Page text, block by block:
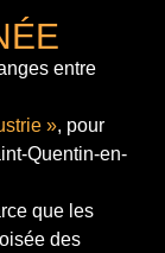
entre
», pour
Quentin-en-
que les
des